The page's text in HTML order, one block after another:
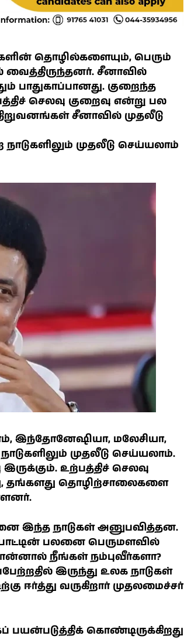
தொழில்களையும், பெரும்
சீனாவில்
பாதுகாப்பானது. குறைந்த
செலவு குறைவு என்று பல
சீனாவில் முதலீடு
முதலீடு செய்யலாம்
இந்தோனேஷியா, மலேசியா,
முதலீடு செய்யலாம்.
உற்பத்திச் செலவு
தங்களது தொழிற்சாலைகளை
இந்த நாடுகள் அனுபவித்தன.
பலனை பெருமளவில்
நீங்கள் நம்புவீர்களா?
இருந்து உலக நாடுகள்
ஈர்த்து வருகிறார் முதலமைச்சர்
கொண்டிருக்கிறது